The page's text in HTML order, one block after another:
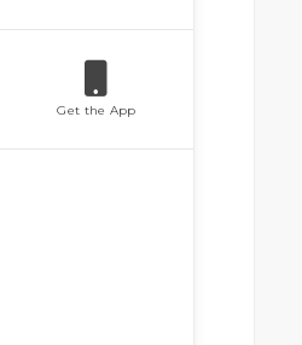
Get the App